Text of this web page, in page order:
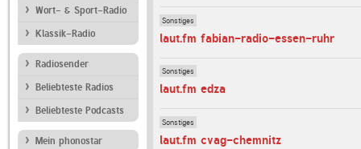
Wort- & Sport-Radio
Klassik-Radio
Radiosender
Beliebteste Radios
Beliebteste Podcasts
Mein phonostar
Sonstiges
laut.fm fabian-radio-essen-ruhr
Sonstiges
laut.fm edza
Sonstiges
laut.fm cvag-chemnitz